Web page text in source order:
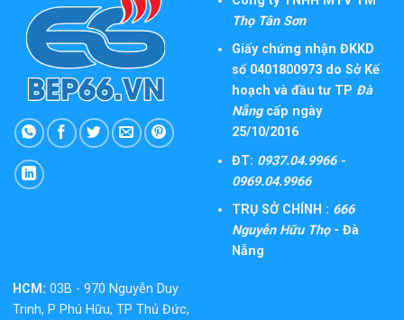
Thọ Tân Sơn
Giấy chứng nhận ĐKKD
số 0401800973 do Sở Kế
hoạch và đầu tư TP Đà
Nẵngcấp ngày
25/10/2016
ĐT: 0937.04.9966 -
0969.04.9966
TRỤ SỞ CHÍNH : 666
Nguyễn Hữu Thọ- Đà
Nẵng
HCM: 03B - 970 Nguyễn Duy
Trinh, P Phú Hữu, TP Thủ Đức,